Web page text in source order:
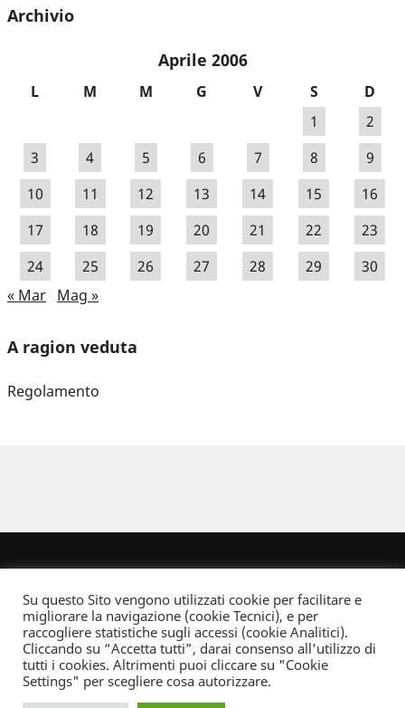
Archivio
Aprile 2006
L M M G V S
D
1
2
3
4 5 6 7 8
9
10
11 12 13 14 15
16
17
18 19 20 21 22
23
24
25 26 27 28 29
30
« Mar Mag »
A ragion veduta
Regolamento
Dove non indicato altrimenti quest’opera è distribuita con Licenza
Creative Commons Attribuzione - Non commerciale - Non opere derivate 2.5 Italia
Su questo Sito vengono utilizzati cookie per facilitare e
migliorare la navigazione (cookie Tecnici), e per
raccogliere statistiche sugli accessi (cookie Analitici).
Cliccando su “Accetta tutti”, darai consenso all'utilizzo di
tutti i cookies. Altrimenti puoi cliccare su "Cookie
Settings" per scegliere cosa autorizzare.